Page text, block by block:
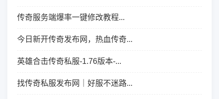
传奇服务端爆率一键修改教程...
今日新开传奇发布网，热血传奇...
英雄合击传奇私服-1.76版本-...
找传奇私服发布网｜好服不迷路...